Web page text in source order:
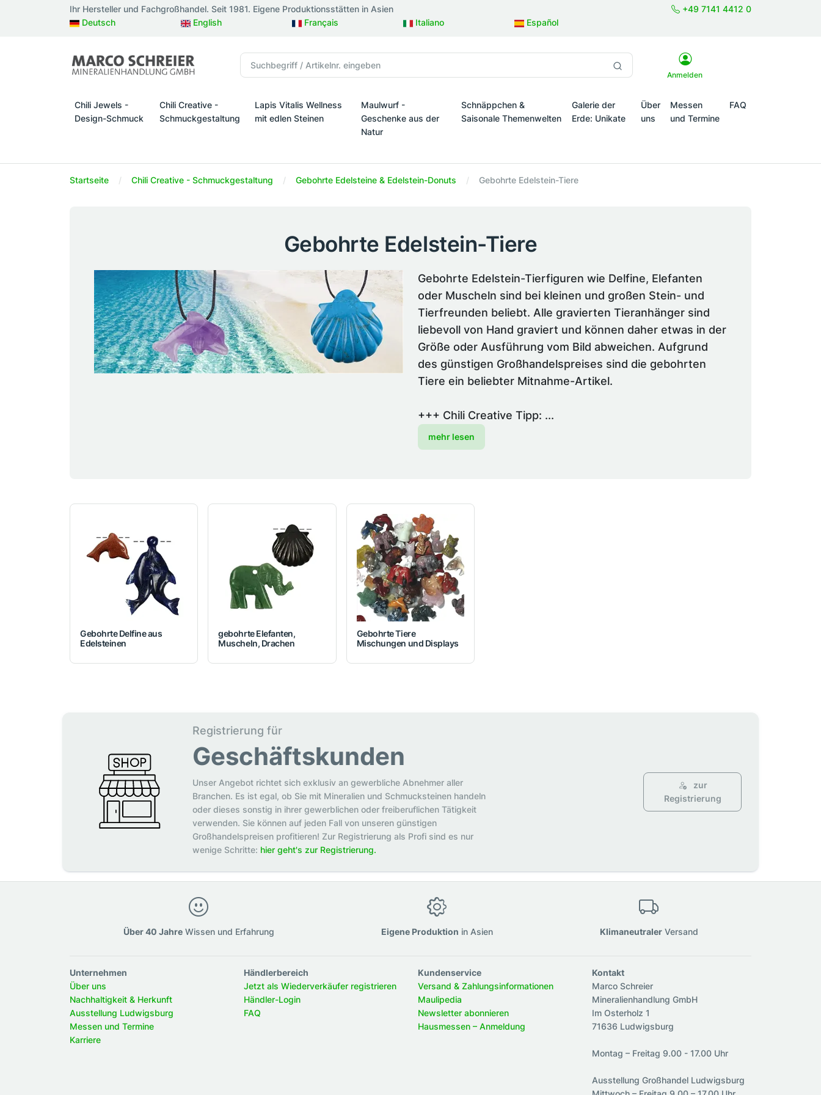
Ihr Hersteller und Fachgroßhandel. Seit 1981. Eigene Produktionsstätten in Asien
+49 7141 4412 0
Deutsch
English Français Italiano Español
Anmelden
Chili Jewels -
Design-Schmuck
Chili Creative -
Schmuckgestaltung
Lapis Vitalis Wellness
mit edlen Steinen
Maulwurf -
Geschenke aus der
Natur
Schnäppchen &
Saisonale Themenwelten
Galerie der
Erde: Unikate
Über
uns
Messen
und Termine
FAQ
Startseite Chili Creative - Schmuckgestaltung Gebohrte Edelsteine & Edelstein-Donuts Gebohrte Edelstein-Tiere
Gebohrte Edelstein-Tiere
Gebohrte Edelstein-Tierfiguren wie Delfine, Elefanten
oder Muscheln sind bei kleinen und großen Stein- und
Tierfreunden beliebt. Alle gravierten Tieranhänger sind
liebevoll von Hand graviert und können daher etwas in der
Größe oder Ausführung vom Bild abweichen. Aufgrund
des günstigen Großhandelspreises sind die gebohrten
Tiere ein beliebter Mitnahme-Artikel.
+++ Chili Creative Tipp: ...
mehr lesen
Gebohrte Delfine aus
Edelsteinen
gebohrte Elefanten,
Muscheln, Drachen
Gebohrte Tiere
Mischungen und Displays
Registrierung für
Geschäftskunden
Unser Angebot richtet sich exklusiv an gewerbliche Abnehmer aller
Branchen. Es ist egal, ob Sie mit Mineralien und Schmucksteinen handeln
oder dieses sonstig in ihrer gewerblichen oder freiberuflichen Tätigkeit
verwenden. Sie können auf jeden Fall von unseren günstigen
Großhandelspreisen profitieren! Zur Registrierung als Profi sind es nur
wenige Schritte: hier geht's zur Registrierung.
zur
Registrierung
Über 40 JahreWissen und Erfahrung Eigene Produktion in Asien KlimaneutralerVersand
Unternehmen
Über uns
Nachhaltigkeit & Herkunft
Ausstellung Ludwigsburg
Messen und Termine
Karriere
Händlerbereich
Jetzt als Wiederverkäufer registrieren
Händler-Login
FAQ
Kundenservice
Versand & Zahlungsinformationen
Maulipedia
Newsletter abonnieren
Hausmessen – Anmeldung
Kontakt
Marco Schreier
Mineralienhandlung GmbH
Im Osterholz 1
71636 Ludwigsburg
Montag – Freitag 9.00 - 17.00 Uhr
Ausstellung Großhandel Ludwigsburg